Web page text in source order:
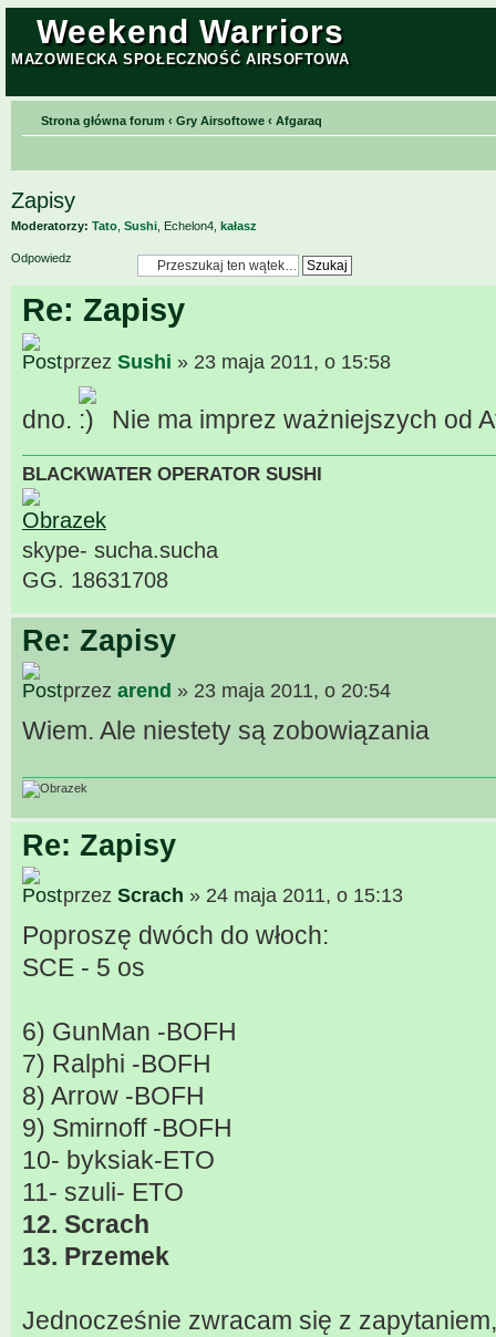
Weekend Warriors
MAZOWIECKA SPOŁECZNOŚĆ AIRSOFTOWA
Strona główna forum ‹ Gry Airsoftowe ‹ Afgaraq
Zapisy
Moderatorzy: Tato Sushi Echelon4 kałasz
Odpowiedz
Re: Zapisy
przez Sushi » 23 maja 2011, o 15:58
dno. Nie ma imprez ważniejszych od
BLACKWATER OPERATOR SUSHI
skype- sucha.sucha
GG. 18631708
Re: Zapisy
przez arend » 23 maja 2011, o 20:54
Wiem. Ale niestety są zobowiązania
Re: Zapisy
przez Scrach » 24 maja 2011, o 15:13
Poproszę dwóch do włoch:
SCE - 5 os
6) GunMan -BOFH
7) Ralphi -BOFH
8) Arrow -BOFH
9) Smirnoff -BOFH
10- byksiak-ETO
11- szuli- ETO
12. Scrach
13. Przemek
Jednocześnie zwracam się z